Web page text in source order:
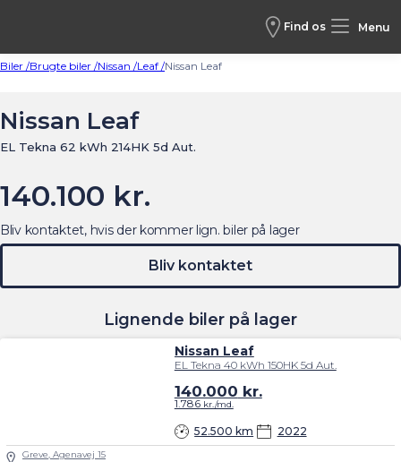
Find os Menu
Biler /Brugte biler /Nissan /Leaf /Nissan Leaf
Nissan Leaf
EL Tekna 62 kWh 214HK 5d Aut.
140.100 kr.
Lignende biler på lager
Nissan Leaf
EL Tekna 40 kWh 150HK 5d Aut.
52.500 km 2022
140.000 kr.
1.786kr./md.
Greve, Agenavej 15
Bliv kontaktet, hvis der kommer lign. biler på lager
Bliv kontaktet